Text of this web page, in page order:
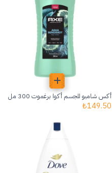
أكس شامبو للجسم أكوا برغموت 300 مل
149.50
₺